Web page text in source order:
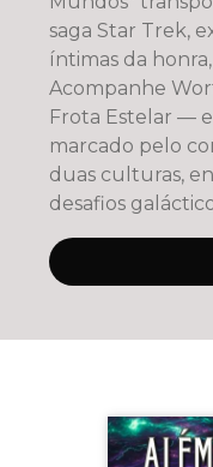
saga Star Trek,
íntimas da
Acompanhe
Frota Estelar —
marcado pelo
duas culturas,
desafios